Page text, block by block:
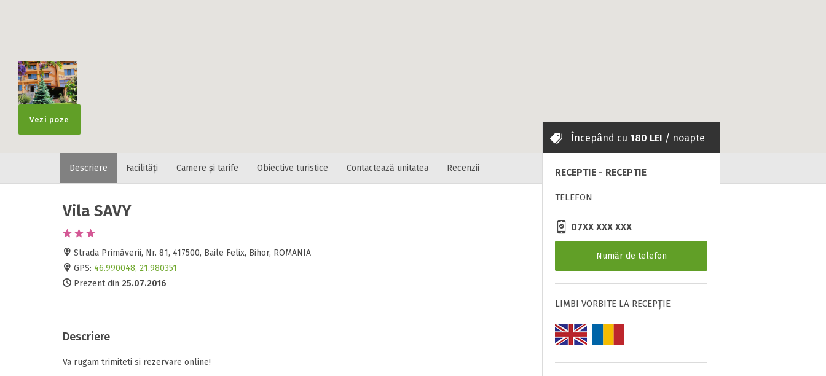
Vezi poze
Descriere Facilități Camere și tarife Obiective turistice Contactează unitatea Recenzii
Vila SAVY
Strada Primăverii, Nr. 81, 417500, Baile Felix, Bihor, ROMANIA
GPS: 46.990048, 21.980351
Prezent din 25.07.2016
Descriere
Va rugam trimiteti si rezervare online!
Începând cu 180 LEI / noapte
RECEPTIE - RECEPTIE
TELEFON
07XX XXX XXX
Număr de telefon
LIMBI VORBITE LA RECEPȚIE